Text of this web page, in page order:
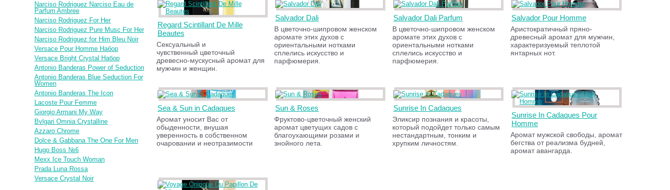
Regard Scintillant De Mille
Beautes
Сексуальный и
чувственный цветочный
древесно-мускусный аромат для
мужчин и женщин.
Salvador Dali
В цветочно-шипровом женском
аромате этих духов с
ориентальными нотками
сплелись искусство и
парфюмерия.
Salvador Dali Parfum
В цветочно-шипровом женском
аромате этих духов с
ориентальными нотками
сплелись искусство и
парфюмерия.
Salvador Pour Homme
Аристократичный пряно-
древесный аромат для мужчин,
характеризуемый теплотой
янтарных нот.
Sea & Sun in Cadaques
Аромат уносит Вас от
обыденности, внушая
уверенность в собственном
очаровании и неотразимости
Sun & Roses
Фруктово-цветочный женский
аромат цветущих садов с
благоухающими розами и
знойного лета.
Sunrise In Cadaques
Эликсир познания и красоты,
который подойдет только самым
нестандартным, тонким и
хрупким личностям.
Sunrise In Cadaques Pour
Homme
Аромат мужской свободы, аромат
бегства от реализма будней,
аромат авангарда.
Narciso Rodriguez Narciso Eau de
Parfum Ambree
Narciso Rodriguez For Her
Narciso Rodriguez Pure Musc For Her
Narciso Rodriguez for Him Bleu Noir
Versace Pour Homme Набор
Versace Bright Crystal Набор
Antonio Banderas Power of Seduction
Antonio Banderas Blue Seduction For
Women
Antonio Banderas The Icon
Lacoste Pour Femme
Giorgio Armani My Way
Bvlgari Omnia Crystalline
Azzaro Chrome
Dolce & Gabbana The One For Men
Hugo Boss №6
Mexx Ice Touch Woman
Prada Luna Rossa
Versace Crystal Noir